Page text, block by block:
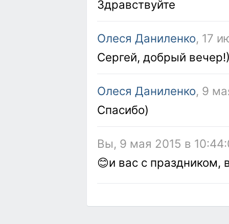
Здравствуйте
Олеся Даниленко, 17
Сергей, добрый
Олеся Даниленко, 9
Спасибо)
Вы, 9 мая 2015 в
😊и вас с праздником,